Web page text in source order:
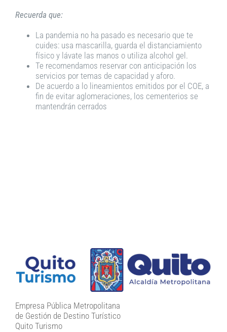
Recuerda que:
La pandemia no ha pasado es necesario que te
cuides: usa mascarilla, guarda el distanciamiento
físico y lávate las manos o utiliza alcohol gel.
Te recomendamos reservar con anticipación los
servicios por temas de capacidad y aforo.
De acuerdo a lo lineamientos emitidos por el COE, a
fin de evitar aglomeraciones, los cementerios se
mantendrán cerrados
Empresa Pública Metropolitana
de Gestión de Destino Turístico
Quito Turismo